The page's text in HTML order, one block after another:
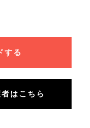
する
はこちら